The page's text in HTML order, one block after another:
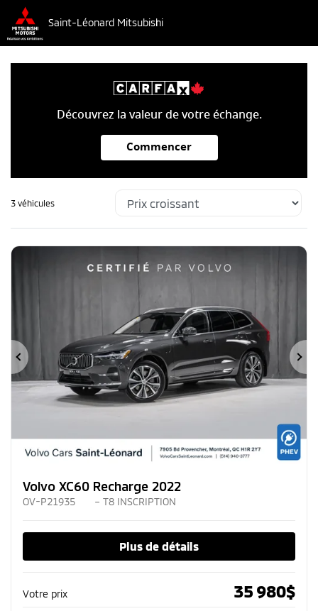
Saint-Léonard Mitsubishi
Découvrez la valeur de votre échange.
Commencer
3 véhicules
Précédent
Volvo XC60 Recharge 2022
OV-P21935 – T8 INSCRIPTION
Plus de détails
Votre prix 35 980$